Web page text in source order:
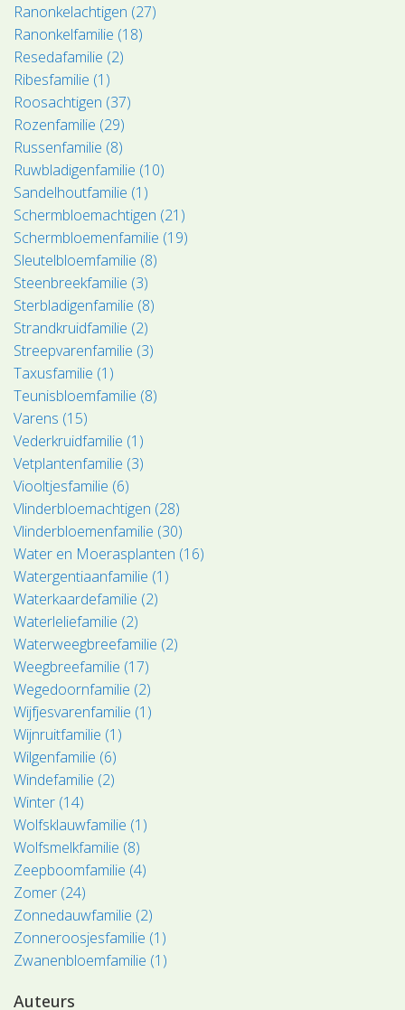
Ranonkelachtigen (27)
Ranonkelfamilie (18)
Resedafamilie (2)
Ribesfamilie (1)
Roosachtigen (37)
Rozenfamilie (29)
Russenfamilie (8)
Ruwbladigenfamilie (10)
Sandelhoutfamilie (1)
Schermbloemachtigen (21)
Schermbloemenfamilie (19)
Sleutelbloemfamilie (8)
Steenbreekfamilie (3)
Sterbladigenfamilie (8)
Strandkruidfamilie (2)
Streepvarenfamilie (3)
Taxusfamilie (1)
Teunisbloemfamilie (8)
Varens (15)
Vederkruidfamilie (1)
Vetplantenfamilie (3)
Viooltjesfamilie (6)
Vlinderbloemachtigen (28)
Vlinderbloemenfamilie (30)
Water en Moerasplanten (16)
Watergentiaanfamilie (1)
Waterkaardefamilie (2)
Waterleliefamilie (2)
Waterweegbreefamilie (2)
Weegbreefamilie (17)
Wegedoornfamilie (2)
Wijfjesvarenfamilie (1)
Wijnruitfamilie (1)
Wilgenfamilie (6)
Windefamilie (2)
Winter (14)
Wolfsklauwfamilie (1)
Wolfsmelkfamilie (8)
Zeepboomfamilie (4)
Zomer (24)
Zonnedauwfamilie (2)
Zonneroosjesfamilie (1)
Zwanenbloemfamilie (1)
Auteurs